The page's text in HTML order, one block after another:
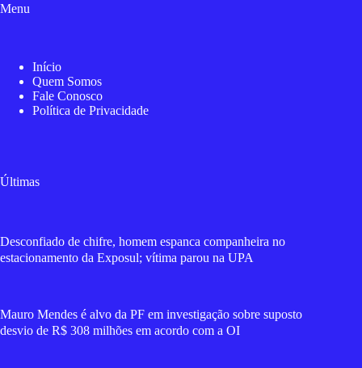
Menu
Início
Quem Somos
Fale Conosco
Política de Privacidade
Últimas
Desconfiado de chifre, homem espanca companheira no
estacionamento da Exposul; vítima parou na UPA
Mauro Mendes é alvo da PF em investigação sobre suposto
desvio de R$ 308 milhões em acordo com a OI